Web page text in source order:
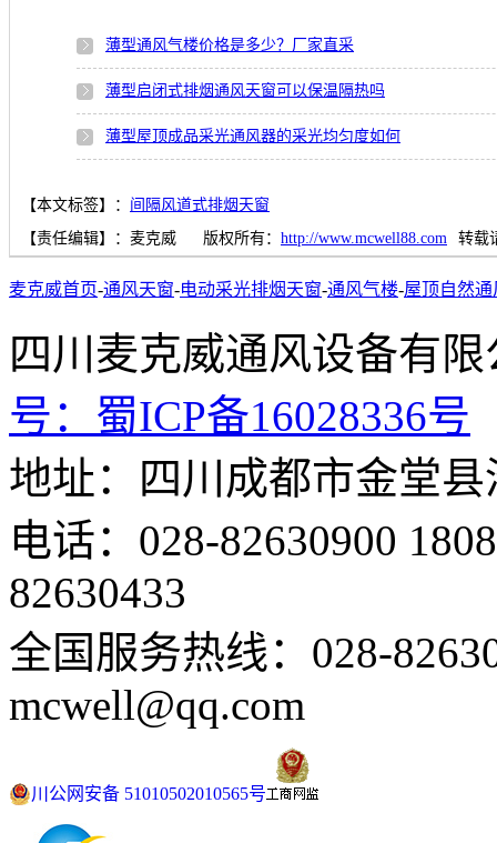
薄型通风气楼价格是多少？厂家直采
薄型启闭式排烟通风天窗可以保温隔热吗
薄型屋顶成品采光通风器的采光均匀度如何
【本文标签】： 间隔风道式排烟天窗
【责任编辑】： 麦克威 版权所有： http://www.mcwell88.com 转载
麦克威首页-通风天窗-电动采光排烟天窗-通风气楼-屋顶自然通
四川麦克威通风设
号： 蜀ICP备16028336号
地址：四川成都市金堂
电话：028-82630900
82630433
全国服务热线：028-
mcwell@qq.com
川公网安备 51010502010565号